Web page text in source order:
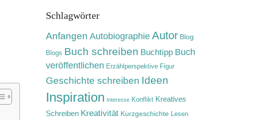
Schlagwörter
Anfangen Autobiographie Autor Blog
Blogs Buch schreiben Buchtipp Buch
veröffentlichen Erzählperspektive Figur
Geschichte schreiben Ideen
Inspiration Interesse Konflikt Kreatives
Schreiben Kreativität Kurzgeschichte Lesen